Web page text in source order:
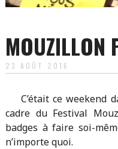
MOUZILLON
23 AOÛT 2016
C’était ce weekend
cadre du Festival
badges à faire soi-
n’importe quoi.